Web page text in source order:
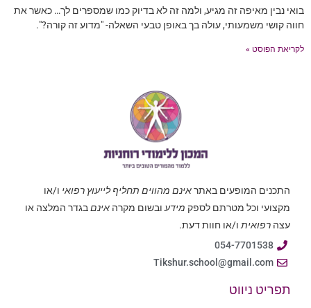
בואי נבין מאיפה זה מגיע, ולמה זה לא בדיוק כמו שמספרים לך… כאשר את
חווה קושי משמעותי, עולה בך באופן טבעי השאלה- "מדוע זה קורה?".
לקריאת הפוסט »
התכנים המופעים באתראינם מהווים תחליף לייעוץ רפואי ו/או
מקצועי וכל מטרתם לספק מידעובשום מקרה אינםבגדר המלצה או
עצה רפואיתו/או חוות דעת.
054-7701538
Tikshur.school@gmail.com
תפריט ניווט